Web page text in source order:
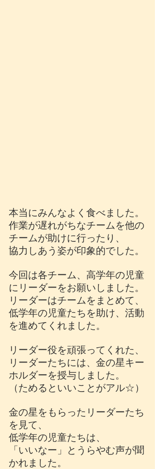
本当にみんなよく食べました。
作業が遅れがちなチームを他の
チームが助けに行ったり、
協力しあう姿が印象的でした。
今回は各チーム、高学年の児童
にリーダーをお願いしました。
リーダーはチームをまとめて、
低学年の児童たちを助け、活動
を進めてくれました。
リーダー役を頑張ってくれた、
リーダーたちには、金の星キー
ホルダーを授与しました。
（ためるといいことがアル☆）
金の星をもらったリーダーたち
を見て、
低学年の児童たちは、
「いいなー」とうらやむ声が聞
かれました。